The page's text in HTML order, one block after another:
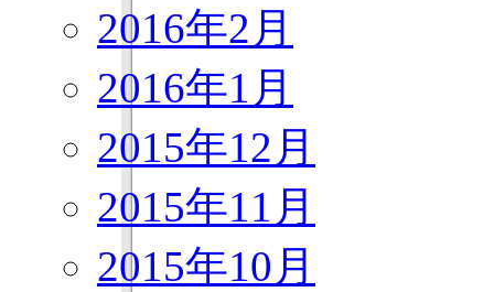
2016年2月
2016年1月
2015年12月
2015年11月
2015年10月